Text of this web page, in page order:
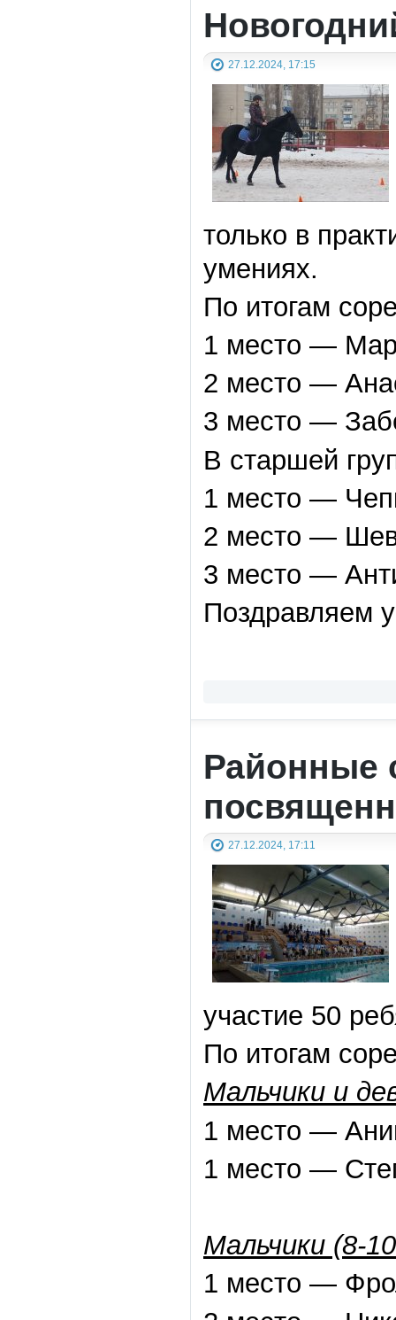
27.12.2024, 17:15
только в
умениях.
По итогам
1 место —
2 место —
3 место —
В старшей
1 место —
2 место —
3 место —
Поздравляем
Районные
27.12.2024, 17:11
участие 50
По итогам
Мальчики и
1 место —
1 место —
Мальчики (8-
1 место —